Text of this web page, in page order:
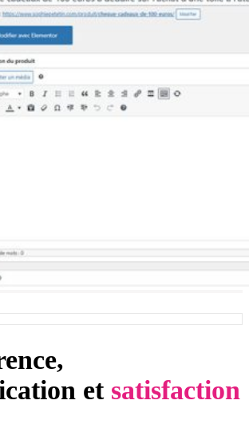
et satisfaction